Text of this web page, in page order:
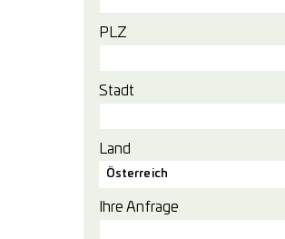
PLZ
Stadt
Land
Österreich
Ihre Anfrage